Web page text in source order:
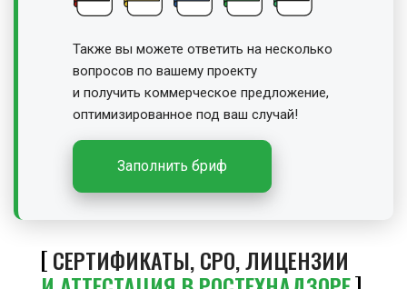
Также вы можете ответить на несколько
вопросов по вашему проекту
и получить коммерческое предложение,
оптимизированное под ваш случай!
Заполнить бриф
СЕРТИФИКАТЫ, СРО, ЛИЦЕНЗИИ